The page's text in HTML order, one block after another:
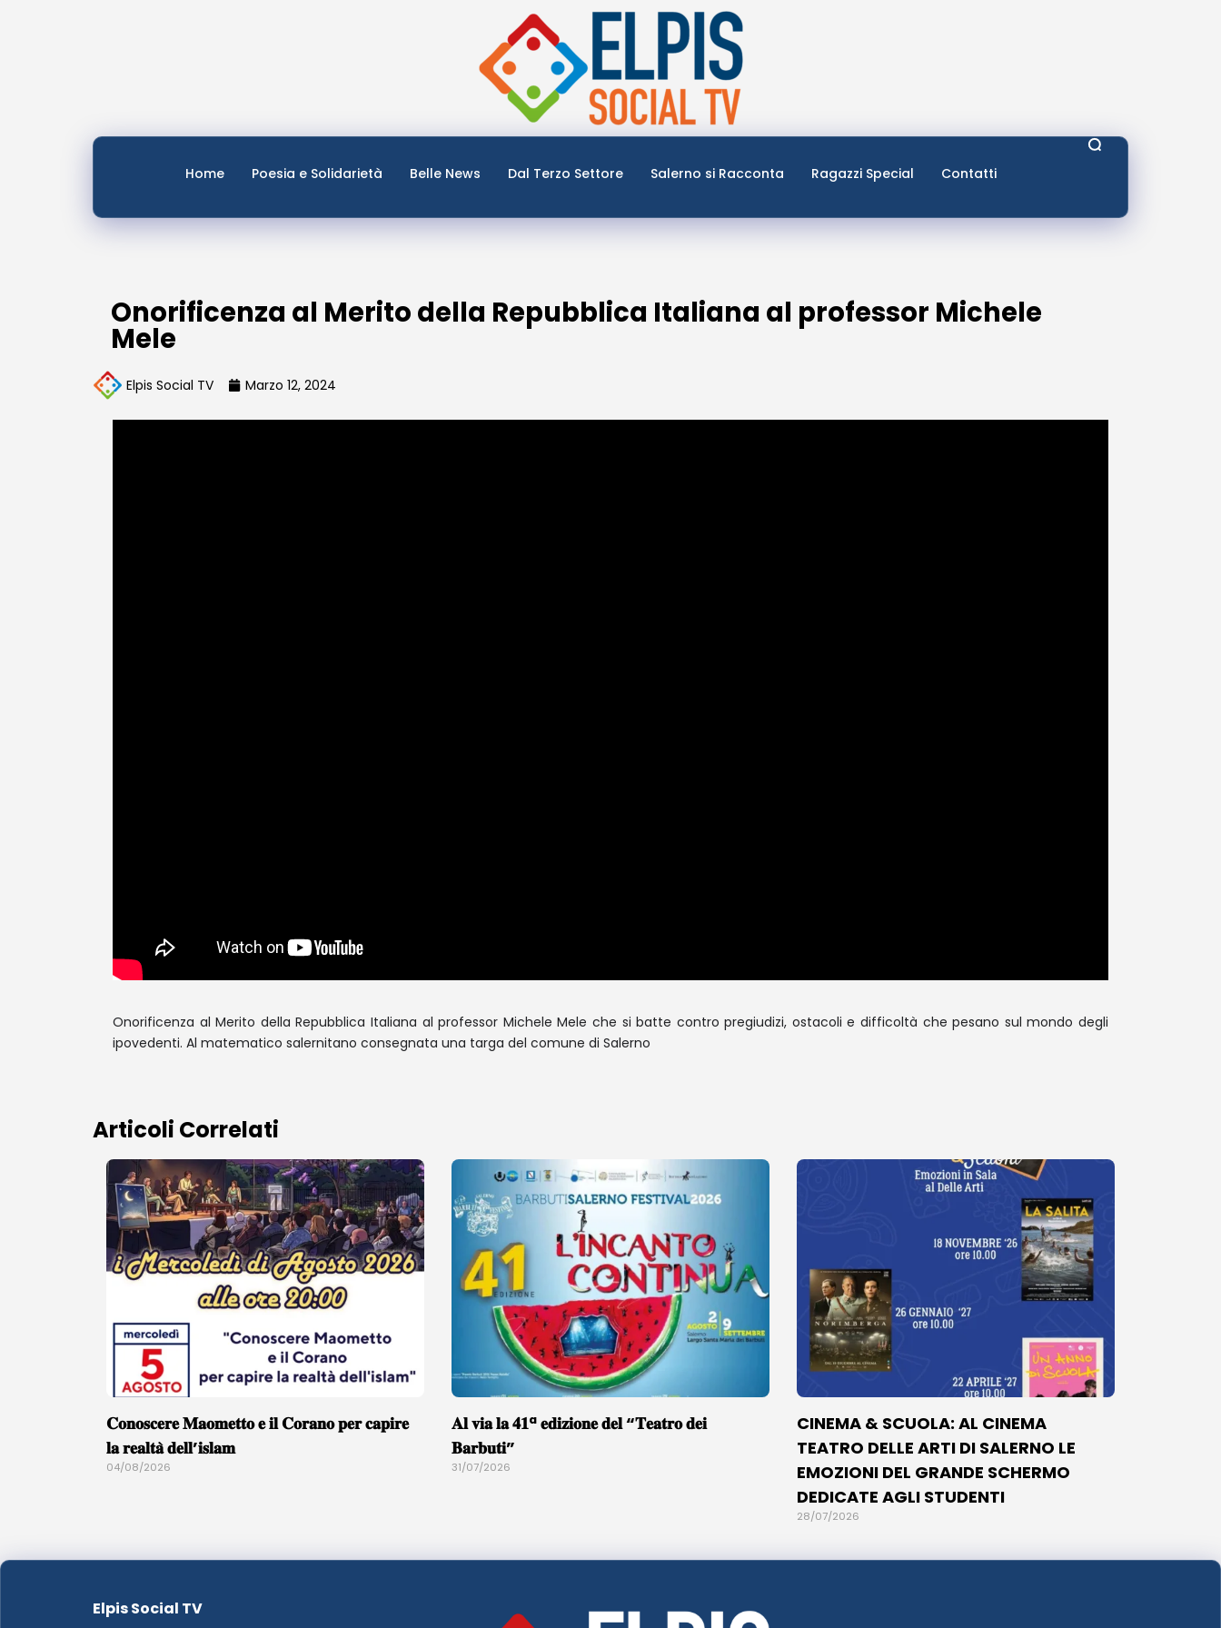
Home Poesia e Solidarietà Belle News Dal Terzo Settore Salerno si Racconta Ragazzi Special Contatti
Onorificenza al Merito della Repubblica Italiana al professor Michele
Mele
Elpis Social TV Marzo 12, 2024
Onorificenza al Merito della Repubblica Italiana al professor Michele Mele che si batte contro pregiudizi, ostacoli e difficoltà che pesano sul mondo degli
ipovedenti. Al matematico salernitano consegnata una targa del comune di Salerno
Articoli Correlati
𝐂𝐨𝐧𝐨𝐬𝐜𝐞𝐫𝐞 𝐌𝐚𝐨𝐦𝐞𝐭𝐭𝐨 𝐞 𝐢𝐥 𝐂𝐨𝐫𝐚𝐧𝐨 𝐩𝐞𝐫 𝐜𝐚𝐩𝐢𝐫𝐞
𝐥𝐚 𝐫𝐞𝐚𝐥𝐭𝐚̀ 𝐝𝐞𝐥𝐥’𝐢𝐬𝐥𝐚𝐦
04/08/2026
𝐀𝐥 𝐯𝐢𝐚 𝐥𝐚 𝟒𝟏ª 𝐞𝐝𝐢𝐳𝐢𝐨𝐧𝐞 𝐝𝐞𝐥 “𝐓𝐞𝐚𝐭𝐫𝐨 𝐝𝐞𝐢
𝐁𝐚𝐫𝐛𝐮𝐭𝐢”
31/07/2026
CINEMA & SCUOLA: AL CINEMA
TEATRO DELLE ARTI DI SALERNO LE
EMOZIONI DEL GRANDE SCHERMO
DEDICATE AGLI STUDENTI
28/07/2026
Elpis Social TV